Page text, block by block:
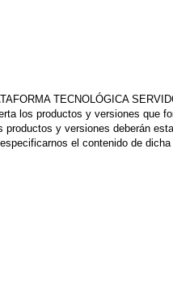
TECNOLÓGICA
los productos y versiones que
y versiones deberán
el contenido de